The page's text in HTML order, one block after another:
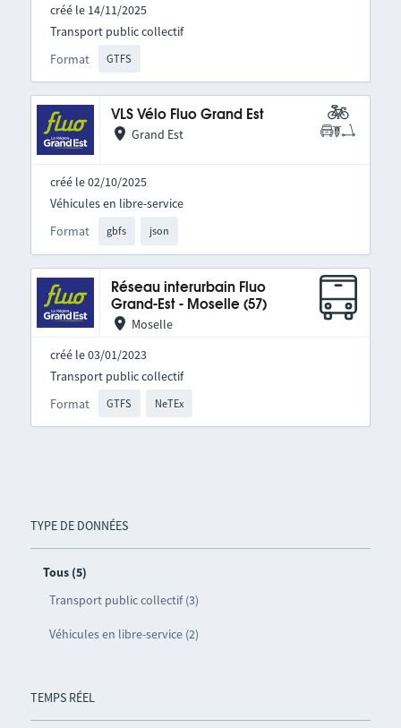
TYPE DE DONNÉES
Tous (5)
Transport public collectif (3)
Véhicules en libre-service (2)
TEMPS RÉEL
créé le 14/11/2025
Format GTFS
Transport public collectif
VLS Vélo Fluo Grand Est
Grand Est
créé le 02/10/2025
Format gbfs json
Véhicules en libre-service
Réseau interurbain Fluo
Grand-Est - Moselle (57)
Moselle
créé le 03/01/2023
Format GTFS NeTEx
Transport public collectif